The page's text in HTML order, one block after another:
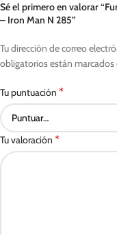
Sé el primero en valorar
– Iron Man N 285”
Tu dirección de correo
obligatorios están marcados
Tu puntuación *
Tu valoración *